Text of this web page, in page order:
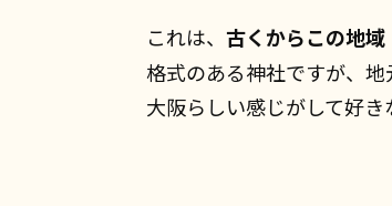
これは、 古くからこの地域
格式のある神社ですが、地
大阪らしい感じがして好き